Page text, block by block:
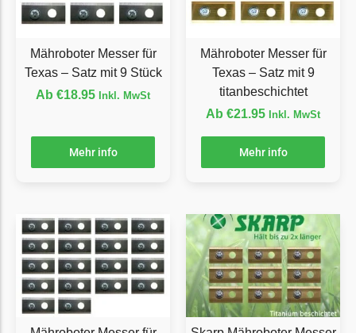
Cub Cadet Messer
Ecovacs
Ecovacs Messer
Einhell Messer
Begrenzungsdraht
Etesia Messer
Begrenzungsdraht
Eufy
Eufy Messer
Mähroboter Messer für
Texas – Satz mit 9 Stück
Ab €18.95 Inkl. MwSt
Mehr info
Mähroboter Messer für
Texas – Satz mit 9
titanbeschichtet
Ab €21.95 Inkl. MwSt
Mehr info